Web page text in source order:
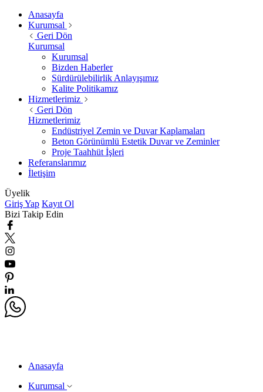
Anasayfa
Kurumsal
Geri Dön
Kurumsal
Kurumsal
Bizden Haberler
Sürdürülebilirlik Anlayışımız
Kalite Politikamız
Hizmetlerimiz
Geri Dön
Hizmetlerimiz
Endüstriyel Zemin ve Duvar Kaplamaları
Beton Görünümlü Estetik Duvar ve Zeminler
Proje Taahhüt İşleri
Referanslarımız
İletişim
Üyelik
Giriş Yap Kayıt Ol
Bizi Takip Edin
Anasayfa
Kurumsal